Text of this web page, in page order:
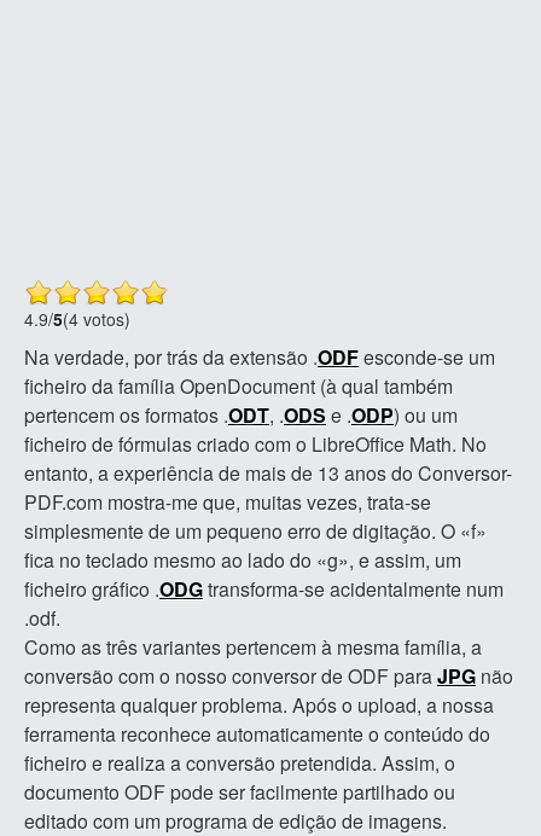
4.9/5(4 votos)
Na verdade, por trás da extensão .ODFesconde-se um
ficheiro da família OpenDocument (à qual também
pertencem os formatos .ODT, .ODS e .ODP) ou um
ficheiro de fórmulas criado com o LibreOffice Math. No
entanto, a experiência de mais de 13 anos do Conversor-
PDF.com mostra-me que, muitas vezes, trata-se
simplesmente de um pequeno erro de digitação. O «f»
fica no teclado mesmo ao lado do «g», e assim, um
ficheiro gráfico .ODGtransforma-se acidentalmente num
.odf.
Como as três variantes pertencem à mesma família, a
conversão com o nosso conversor de ODF paraJPG não
representa qualquer problema. Após o upload, a nossa
ferramenta reconhece automaticamente o conteúdo do
ficheiro e realiza a conversão pretendida. Assim, o
documento ODF pode ser facilmente partilhado ou
editado com um programa de edição de imagens.